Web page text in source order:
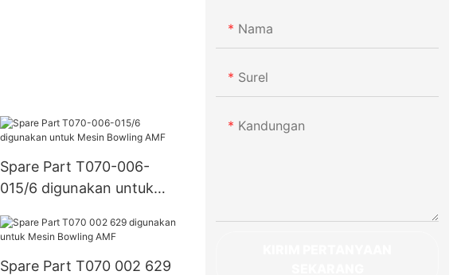
Spare Part T070-006-
015/6 digunakan untuk
Spare Part T070 002 629
Nama
Surel
Kandungan